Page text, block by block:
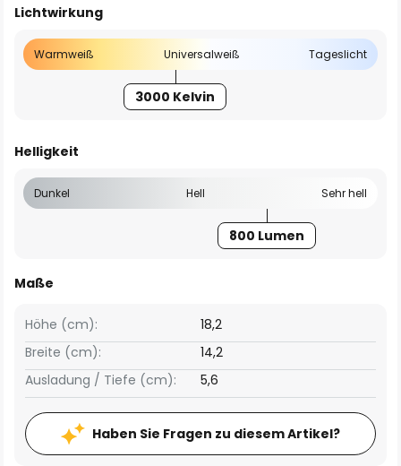
Lichtwirkung
Warmweiß Universalweiß Tageslicht
3000 Kelvin
Helligkeit
Dunkel Hell Sehr hell
800 Lumen
Maße
Breite (cm): 14,2
Höhe (cm): 18,2
Ausladung / Tiefe (cm): 5,6
Haben Sie Fragen zu diesem Artikel?